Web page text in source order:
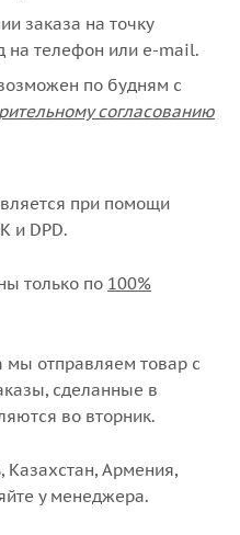
заказа на точку
на телефон или e-mail.
по будням с
согласованию
при помощи
и DPD.
только по 100%
отправляем товар с
сделанные в
во вторник.
Казахстан, Армения,
у менеджера.